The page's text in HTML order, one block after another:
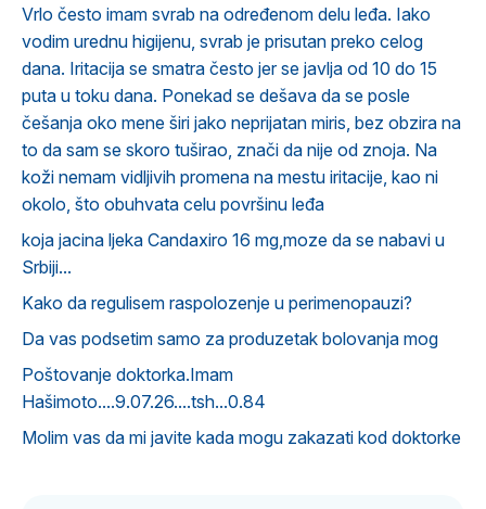
Vrlo često imam svrab na određenom delu leđa. Iako
vodim urednu higijenu, svrab je prisutan preko celog
dana. Iritacija se smatra često jer se javlja od 10 do 15
puta u toku dana. Ponekad se dešava da se posle
češanja oko mene širi jako neprijatan miris, bez obzira na
to da sam se skoro tuširao, znači da nije od znoja. Na
koži nemam vidljivih promena na mestu iritacije, kao ni
okolo, što obuhvata celu površinu leđa
koja jacina ljeka Candaxiro 16 mg,moze da se nabavi u
Srbiji...
Kako da regulisem raspolozenje u perimenopauzi?
Da vas podsetim samo za produzetak bolovanja mog
Poštovanje doktorka.Imam
Hašimoto....9.07.26....tsh...0.84
Molim vas da mi javite kada mogu zakazati kod doktorke